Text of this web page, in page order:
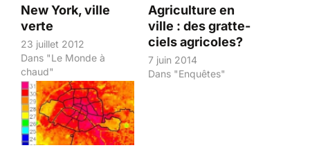
New York, ville
verte
23 juillet 2012
Dans "Le Monde à
chaud"
Agriculture en
ville : des gratte-
ciels agricoles?
7 juin 2014
Dans "Enquêtes"